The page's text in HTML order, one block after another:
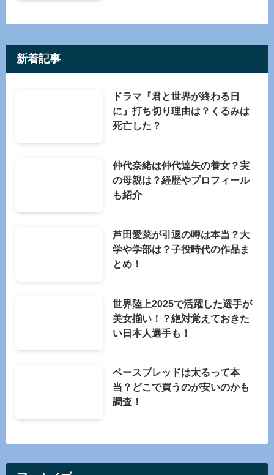
新着記事
ドラマ『君と世界が終わる日
に』打ち切り理由は？くるみは
死亡した？
仲代奈緒は仲代達矢の養女？実
の母親は？経歴やプロフィール
も紹介
芦田愛菜が引退の噂は本当？大
学や学部は？子役時代の作品ま
とめ！
世界陸上2025で活躍した選手が
美女揃い！？絶対覚えておきた
い日本人選手も！
ベースブレッドは太るって本
当？どこで買うのが安いのかも
調査！